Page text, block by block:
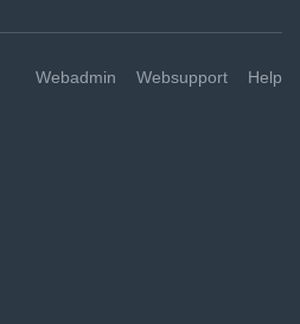
Webadmin Websupport Help